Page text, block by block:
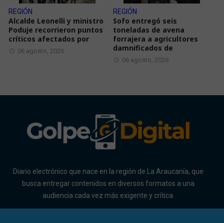
REGIÓN
Alcalde Leonelli y ministro
Poduje recorrieron puntos
críticos afectados por
06 agosto, 2026
REGIÓN
Sofo entregó seis
toneladas de avena
forrajera a agricultores
damnificados de
06 agosto, 2026
Diario electrónico que nace en la región de La Araucanía, que
busca entregar contenidos en diversos formatos a una
audiencia cada vez más exigente y crítica.